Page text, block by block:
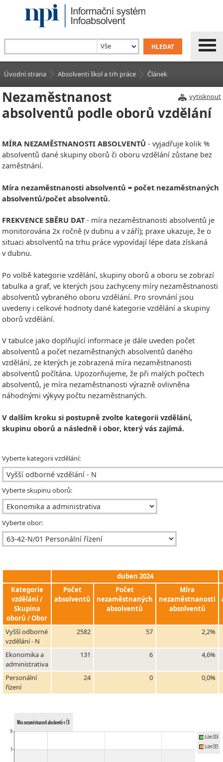
Úvodní strana Absolventi škol a trh práce Článek
vytisknout
Nezaměstnanost
absolventů podle oborů vzdělání
MÍRA NEZAMĚSTNANOSTI ABSOLVENTŮ - vyjadřuje kolik %
absolventů dané skupiny oborů či oboru vzdělání zůstane bez
zaměstnání.
Míra nezaměstnanosti absolventů = počet nezaměstnaných
absolventů/počet absolventů.
FREKVENCE SBĚRU DAT- míra nezaměstnanosti absolventů je
monitorována 2x ročně (v dubnu a v září); praxe ukazuje, že o
situaci absolventů na trhu práce vypovídají lépe data získaná
v dubnu.
Po volbě kategorie vzdělání, skupiny oborů a oboru se zobrazí
tabulka a graf, ve kterých jsou zachyceny míry nezaměstnanosti
absolventů vybraného oboru vzdělání. Pro srovnání jsou
uvedeny i celkové hodnoty dané kategorie vzdělání a skupiny
oborů vzdělání.
V tabulce jako doplňující informace je dále uveden počet
absolventů a počet nezaměstnaných absolventů daného
vzdělání, ze kterých je zobrazená míra nezaměstnanosti
absolventů počítána. Upozorňujeme, že při malých počtech
absolventů, je míra nezaměstnanosti výrazně ovlivněna
náhodnými výkyvy počtu nezaměstnaných.
V dalším kroku si postupně zvolte kategorii vzdělání,
skupinu oborů a následně i obor, který vás zajímá.
Vyberte kategorii vzdělání:
Vyberte skupinu oborů:
Vyberte obor:
duben 2024
Kategorie
vzdělání /
Skupina
oborů / Obor
Počet
absolventů
Počet
nezaměstnaných
absolventů
Míra
nezaměstnanosti
absolventů
Vyšší odborné
vzdělání - N
2582 57 2,2%
Ekonomika a
administrativa
131 6 4,6%
Personální
řízení
24 0 0,0%